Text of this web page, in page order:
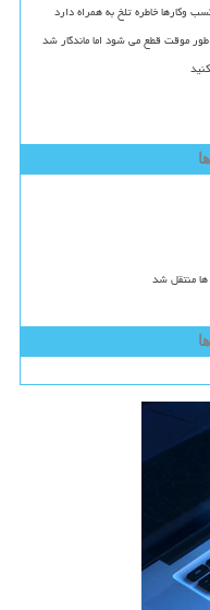
وکارها خاطره تلخ به همراه دارد